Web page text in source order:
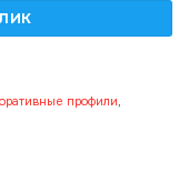
профили,